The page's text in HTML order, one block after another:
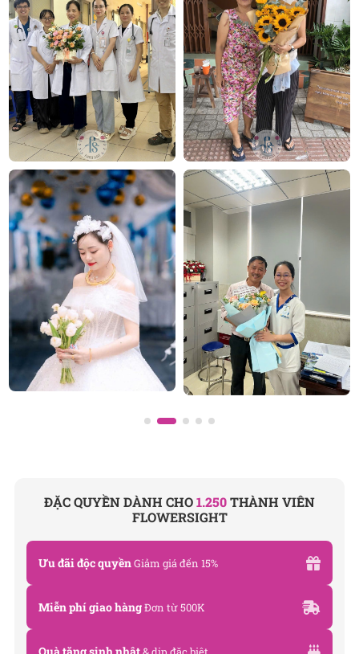
nhật, hoa khai trương,hoa cưới đẹp, đặc biệt là các
mẫubó hoa cướiđược chăm chút kỹ lưỡng.
Văn Phòng: 235A Hoàng Hoa Thám, P.5, Quận Phú
Nhuận, TP.HCM
Địa chỉ: 120B Huỳnh Văn Bánh, P.11, Quận Phú Nhuận,
TP.HCM
Hotline: 093 407 2575
E-mail:info@flowersight.com
Website:https://flowersight.com/
Đánh giá product này
ĐẶC QUYỀN DÀNH CHO1.250THÀNH VIÊN
FLOWERSIGHT
Ưu đãi độc quyềnGiảm giá đến 15%
Miễn phí giao hàngĐơn từ 500K